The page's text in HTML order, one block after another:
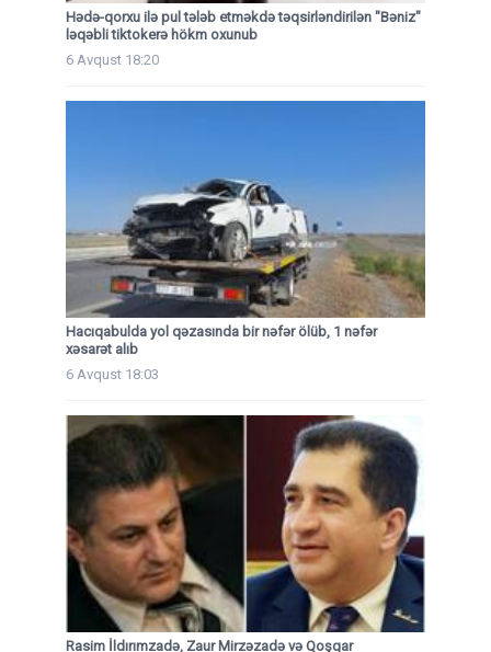
Hədə-qorxu ilə pul tələb etməkdə təqsirləndirilən "Bəniz"
ləqəbli tiktokerə hökm oxunub
6 Avqust 18:20
Hacıqabulda yol qəzasında bir nəfər ölüb, 1 nəfər
xəsarət alıb
6 Avqust 18:03
Rasim İldırımzadə, Zaur Mirzəzadə və Qoşqar